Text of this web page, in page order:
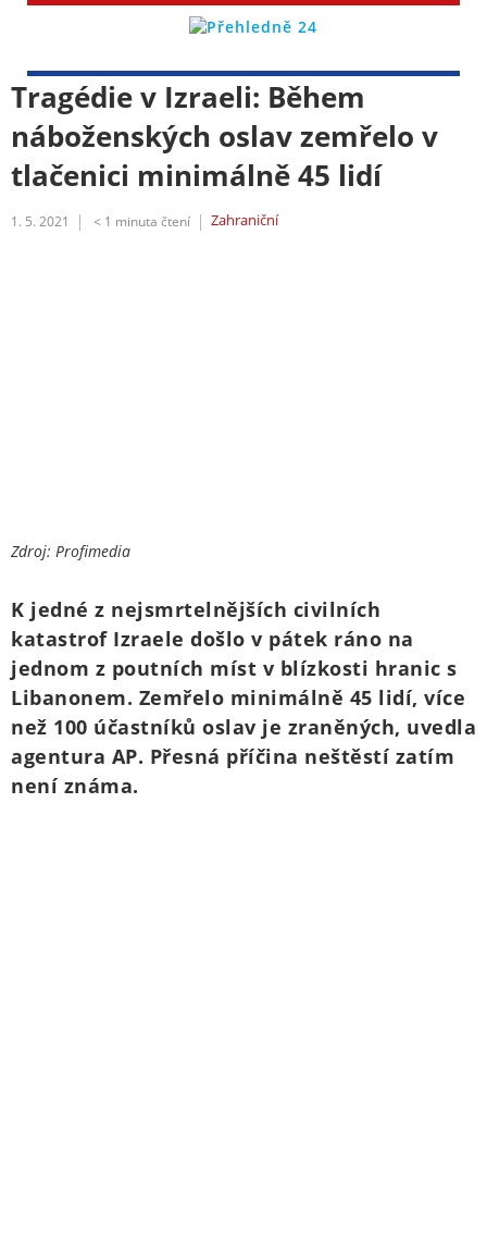
Tragédie v Izraeli: Během
náboženských oslav zemřelo v
tlačenici minimálně 45 lidí
1. 5. 2021 < 1 minuta čtení Zahraniční
Zdroj: Profimedia
K jedné z nejsmrtelnějších civilních
katastrof Izraele došlo v pátek ráno na
jednom z poutních míst v blízkosti hranic s
Libanonem. Zemřelo minimálně 45 lidí, více
než 100 účastníků oslav je zraněných, uvedla
agentura AP. Přesná příčina neštěstí zatím
není známa.